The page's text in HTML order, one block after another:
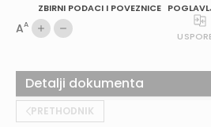
ZBIRNI PODACI I POVEZNICE
AA
PRETHODNIK
Detalji dokumenta